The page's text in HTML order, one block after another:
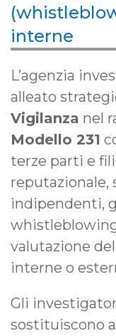
interne
L’agenzia
alleato
Vigilanza nel
Modello 231
terze parti e
reputazionale,
indipendenti,
valutazione
interne o
Gli
sostituiscono